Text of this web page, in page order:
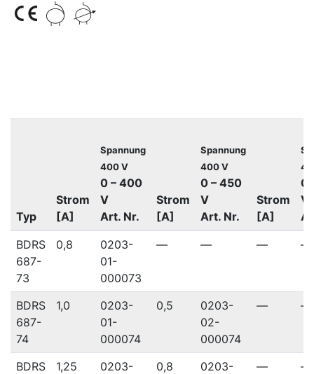
Typ
Strom
[A]
Spannung
400 V
0 – 400
V
Art. Nr.
Strom
[A]
Spannung
400 V
0 – 450
V
Art. Nr.
Strom
[A]
0
V
BDRS
687-
73
0,8
0203-
01-
000073
— — — —
BDRS
687-
74
1,0
0203-
01-
000074
0,5
0203-
02-
000074
— —
BDRS
1,25
0203-
0,8
0203-
— —